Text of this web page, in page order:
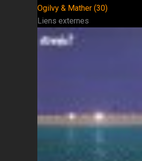
Ogilvy & Mather (30)
Liens externes